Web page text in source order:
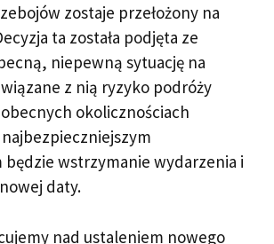
zostaje przełożony na
ta została podjęta ze
niepewną sytuację na
z nią ryzyko podróży
okolicznościach
będzie wstrzymanie wydarzenia i
daty.
nad ustaleniem nowego